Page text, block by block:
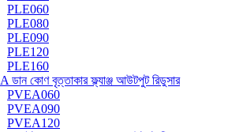
PLE060
PLE080
PLE090
PLE120
PLE160
ডান কোণ বৃত্তাকার ফ্ল্যাঞ্জ আউটপুট রিডুসার
PVEA060
PVEA090
PVEA120